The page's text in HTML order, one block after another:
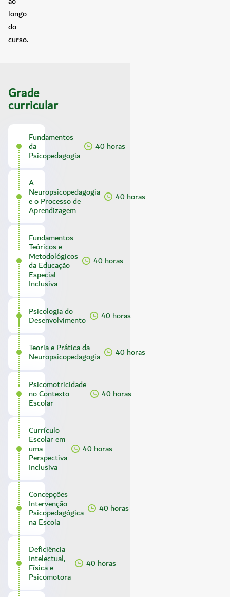
longo
do
curso.
Grade
curricular
Fundamentos
da
Psicopedagogia
40 horas
A
Neuropsicopedagogia
e o Processo de
Aprendizagem
40 horas
Fundamentos
Teóricos e
Metodológicos
da Educação
Especial
Inclusiva
40 horas
Psicologia do
Desenvolvimento 40 horas
Teoria e Prática da
Neuropsicopedagogia 40 horas
Psicomotricidade
no Contexto
Escolar
40 horas
Currículo
Escolar em
uma
Perspectiva
Inclusiva
40 horas
Concepções
Intervenção
Psicopedagógica
na Escola
40 horas
Deficiência
Intelectual,
Física e
Psicomotora
40 horas